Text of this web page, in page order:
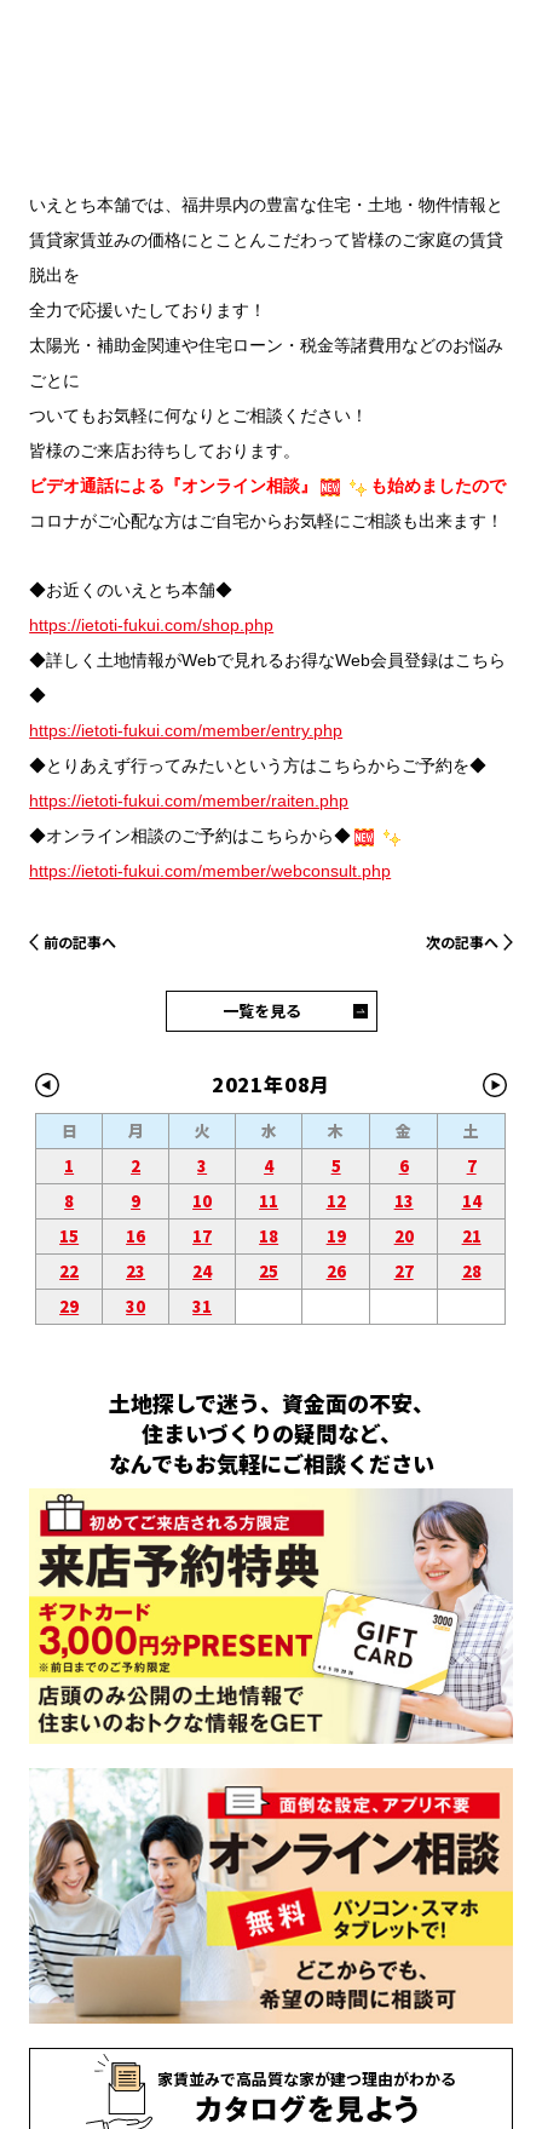
いえとち本舗では、福井県内の豊富な住宅・土地・物件情報と
賃貸家賃並みの価格にとことんこだわって皆様のご家庭の賃貸
脱出を
全力で応援いたしております！
太陽光・補助金関連や住宅ローン・税金等諸費用などのお悩み
ごとに
ついてもお気軽に何なりとご相談ください！
皆様のご来店お待ちしております。
ビデオ通話による『オンライン相談』
も始めましたので
コロナがご心配な方はご自宅からお気軽にご相談も出来ます！
◆お近くのいえとち本舗◆
https://ietoti-fukui.com/shop.php
◆詳しく土地情報がWebで見れるお得なWeb会員登録はこちら
◆
https://ietoti-fukui.com/member/entry.php
◆とりあえず行ってみたいという方はこちらからご予約を◆
https://ietoti-fukui.com/member/raiten.php
◆オンライン相談のご予約はこちらから◆
https://ietoti-fukui.com/member/webconsult.php
前の記事へ
一覧を見る
次の記事へ
2021年08月
日 月 火 水 木 金
土
1
2 3 4 5 6
7
8
9 10 11 12 13
14
15
16 17 18 19 20
21
22
23 24 25 26 27
28
29
30 31
土地探しで迷う、資金面の不安、
住まいづくりの疑問など、
なんでもお気軽にご相談ください
家賃並みで高品質な家が建つ理由がわかる